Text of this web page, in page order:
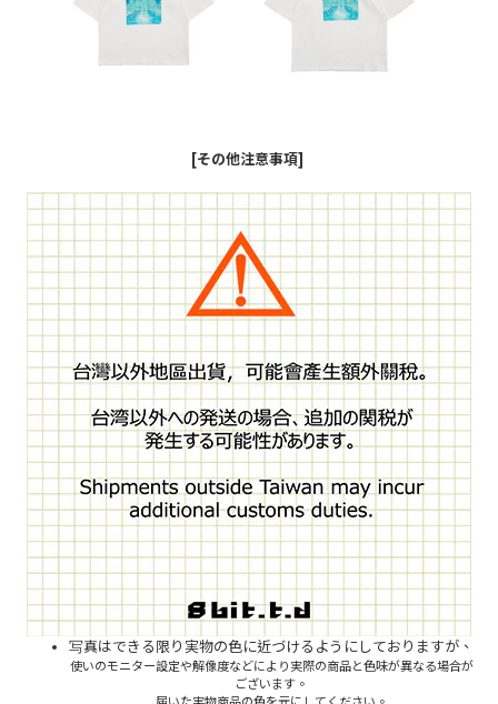
[その他注意事項]
写真はできる限り実物の色に近づけるようにしておりますが、
使いのモニター設定や解像度などにより実際の商品と色味が異なる場合が
ございます。